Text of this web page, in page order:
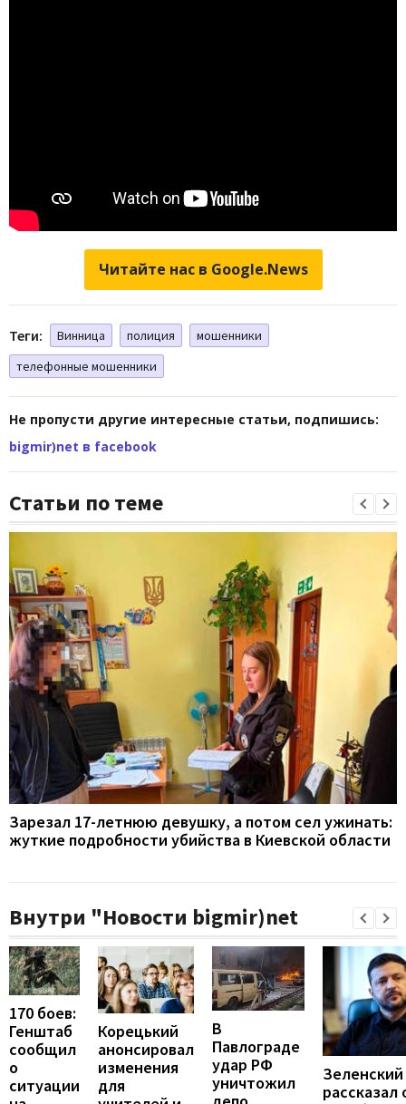
Читайте нас в Google.News
Теги: Винница полиция
мошенники
телефонные мошенники
Не пропусти другие интересные статьи, подпишись:
bigmir)net в facebook
Статьи по теме
Зарезал 17-летнюю девушку, а потом сел ужинать:
жуткие подробности убийства в Киевской области
Внутри "Новости bigmir)net
170 боев:
Генштаб
сообщил
о
ситуации
Корецький
анонсировал
изменения
для
В
Павлограде
удар РФ
уничтожил
Зеленский
рассказал